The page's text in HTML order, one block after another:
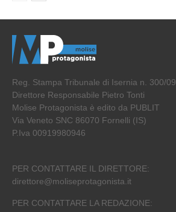
Reg. Stampa Tribunale di Isernia n. 300/09
Direttore Responsabile Pietro Tonti
Molise Protagonista è edito da PUBLIT
Via Veneto SNC 86070 Fornelli (IS)
P.Iva 00919980946
PER CONTATTARE IL DIRETTORE:
direttore@moliseprotagonista.it
PER CONTATTARE LA REDAZIONE: